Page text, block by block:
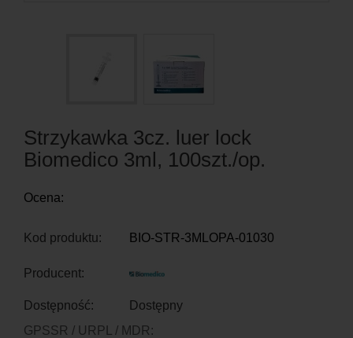
Strzykawka 3cz. luer lock
Biomedico 3ml, 100szt./op.
Ocena:
Kod produktu: BIO-STR-3MLOPA-01030
Producent:
Dostępność:
Dostępny
GPSSR / URPL / MDR: